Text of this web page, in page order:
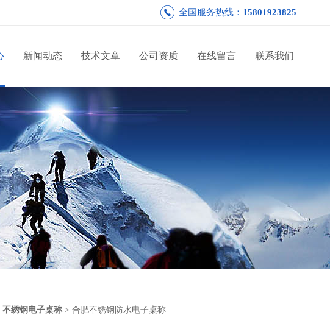
全国服务热线： 15801923825
新闻动态 技术文章 公司资质 在线留言 联系我们
不绣钢电子桌称 > 合肥不锈钢防水电子桌称